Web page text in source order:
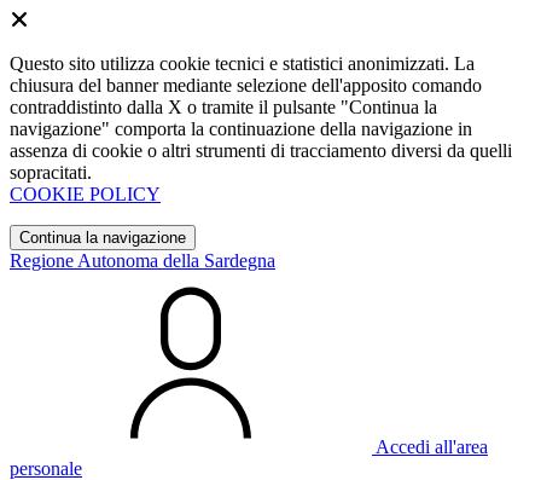
Questo sito utilizza cookie tecnici e statistici anonimizzati. La
chiusura del banner mediante selezione dell'apposito comando
contraddistinto dalla X o tramite il pulsante "Continua la
navigazione" comporta la continuazione della navigazione in
assenza di cookie o altri strumenti di tracciamento diversi da quelli
sopracitati.
COOKIE POLICY
Continua la navigazione
Regione Autonoma della Sardegna
Accedi all'area
personale